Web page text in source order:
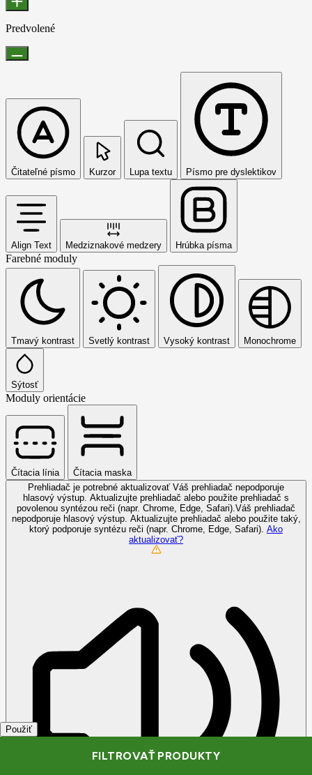
Použiť
FILTROVAŤ PRODUKTY
Predvolené
Čitateľné písmo Kurzor Lupa textu Písmo pre dyslektikov
Align Text Medziznakové medzery Hrúbka písma
Farebné moduly
Tmavý kontrast Svetlý kontrast Vysoký kontrast Monochrome
Sýtosť
Moduly orientácie
Čítacia línia
Čítacia maska
Prehliadač je potrebné aktualizovať Váš prehliadač nepodporuje
hlasový výstup. Aktualizujte prehliadač alebo použite prehliadač s
povolenou syntézou reči (napr. Chrome, Edge, Safari).Váš prehliadač
nepodporuje hlasový výstup. Aktualizujte prehliadač alebo použite taký,
ktorý podporuje syntézu reči (napr. Chrome, Edge, Safari). Ako
aktualizovať?